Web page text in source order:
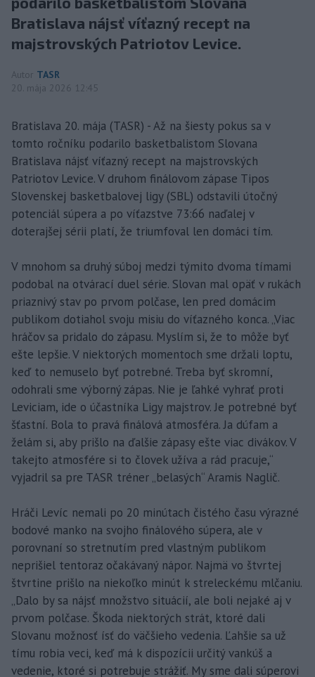
Bratislava nájsť víťazný recept na
majstrovských Patriotov Levice.
Autor TASR
20. mája 2026 12:45
Bratislava 20. mája (TASR) - Až na šiesty pokus sa v
tomto ročníku podarilo basketbalistom Slovana
Bratislava nájsť víťazný recept na majstrovských
Patriotov Levice. V druhom finálovom zápase Tipos
Slovenskej basketbalovej ligy (SBL) odstavili útočný
potenciál súpera a po víťazstve 73:66 naďalej v
doterajšej sérii platí, že triumfoval len domáci tím.
V mnohom sa druhý súboj medzi týmito dvoma tímami
podobal na otvárací duel série. Slovan mal opäť v rukách
priaznivý stav po prvom polčase, len pred domácim
publikom dotiahol svoju misiu do víťazného konca. „Viac
hráčov sa pridalo do zápasu. Myslím si, že to môže byť
ešte lepšie. V niektorých momentoch sme držali loptu,
keď to nemuselo byť potrebné. Treba byť skromní,
odohrali sme výborný zápas. Nie je ľahké vyhrať proti
Leviciam, ide o účastníka Ligy majstrov. Je potrebné byť
šťastní. Bola to pravá finálová atmosféra. Ja dúfam a
želám si, aby prišlo na ďalšie zápasy ešte viac divákov. V
takejto atmosfére si to človek užíva a rád pracuje,“
vyjadril sa pre TASR tréner „belasých“ Aramis Naglič.
Hráči Levíc nemali po 20 minútach čistého času výrazné
bodové manko na svojho finálového súpera, ale v
porovnaní so stretnutím pred vlastným publikom
neprišiel tentoraz očakávaný nápor. Najmä vo štvrtej
štvrtine prišlo na niekoľko minút k streleckému mlčaniu.
„Dalo by sa nájsť množstvo situácií, ale boli nejaké aj v
prvom polčase. Škoda niektorých strát, ktoré dali
Slovanu možnosť ísť do väčšieho vedenia. Ľahšie sa už
tímu robia veci, keď má k dispozícii určitý vankúš a
vedenie, ktoré si potrebuje strážiť. My sme dali súperovi